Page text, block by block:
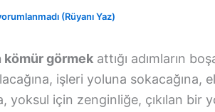
(Rüyanı Yaz)
kömür görmek attığı adımların
işleri yoluna sokacağına,
yoksul için zenginliğe, çıkılan bir